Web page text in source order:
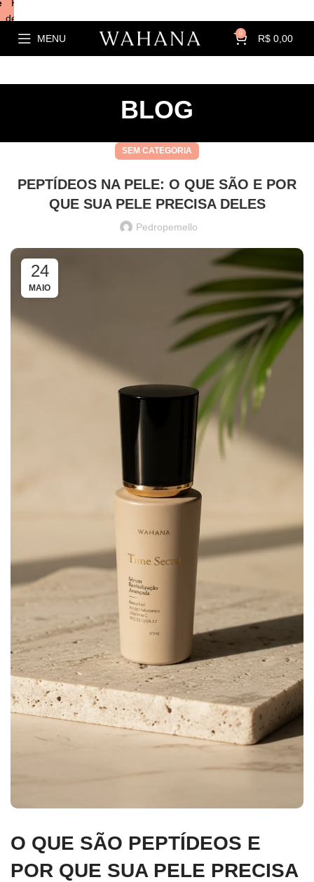
MENU 0 R$ 0,00
BLOG
SEM CATEGORIA
PEPTÍDEOS NA PELE: O QUE SÃO E POR
QUE SUA PELE PRECISA DELES
Pedropemello
24
MAIO
O QUE SÃO PEPTÍDEOS E
POR QUE SUA PELE PRECISA
Kits com
descontos!